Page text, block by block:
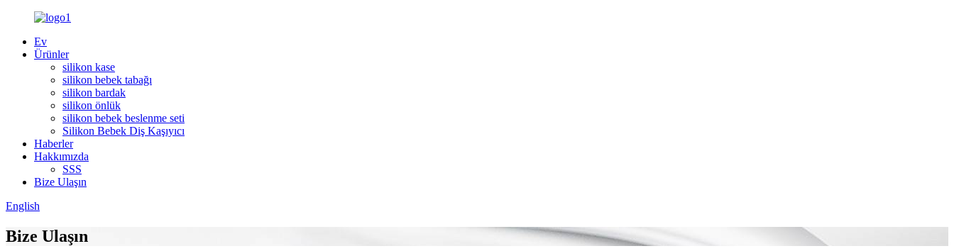
Ev
Ürünler
silikon kase
silikon bebek tabağı
silikon bardak
silikon önlük
silikon bebek beslenme seti
Silikon Bebek Diş Kaşıyıcı
Haberler
Hakkımızda
SSS
Bize Ulaşın
English
Bize Ulaşın